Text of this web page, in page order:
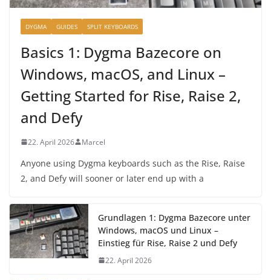
DYGMA GUIDES SPLIT KEYBOARDS
Basics 1: Dygma Bazecore on
Windows, macOS, and Linux –
Getting Started for Rise, Raise 2,
and Defy
22. April 2026 Marcel
Anyone using Dygma keyboards such as the Rise, Raise
2, and Defy will sooner or later end up with a
Grundlagen 1: Dygma Bazecore unter
Windows, macOS und Linux –
Einstieg für Rise, Raise 2 und Defy
22. April 2026